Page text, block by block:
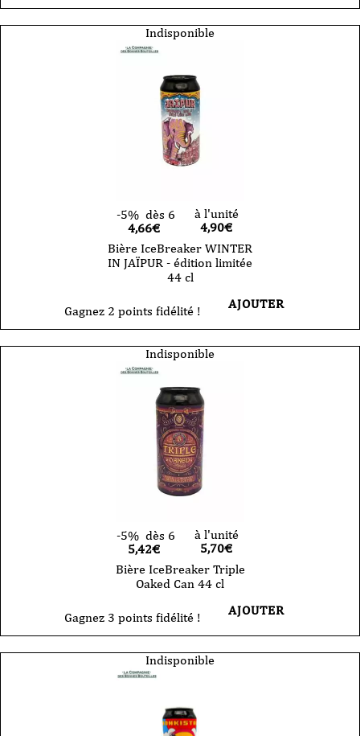
Indisponible
-5% dès 6
4,66€
à l'unité
4,90€
Bière IceBreaker WINTER
IN JAÏPUR - édition limitée
44 cl
Gagnez 2 points fidélité ! AJOUTER
Indisponible
-5% dès 6
5,42€
à l'unité
5,70€
Bière IceBreaker Triple
Oaked Can 44 cl
Gagnez 3 points fidélité ! AJOUTER
Indisponible